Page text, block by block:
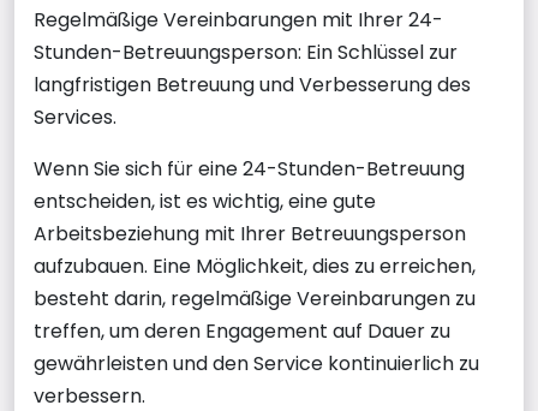
Regelmäßige Vereinbarungen mit Ihrer 24-
Stunden-Betreuungsperson: Ein Schlüssel zur
langfristigen Betreuung und Verbesserung des
Services.
Wenn Sie sich für eine 24-Stunden-Betreuung
entscheiden, ist es wichtig, eine gute
Arbeitsbeziehung mit Ihrer Betreuungsperson
aufzubauen. Eine Möglichkeit, dies zu erreichen,
besteht darin, regelmäßige Vereinbarungen zu
treffen, um deren Engagement auf Dauer zu
gewährleisten und den Service kontinuierlich zu
verbessern.